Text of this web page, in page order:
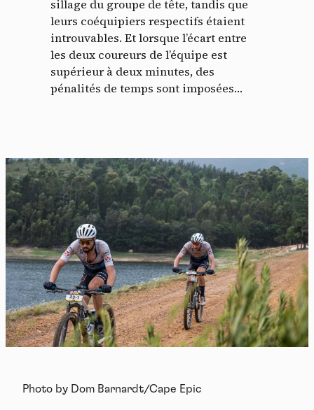
sillage du groupe de tête, tandis que
leurs coéquipiers respectifs étaient
introuvables. Et lorsque l’écart entre
les deux coureurs de l’équipe est
supérieur à deux minutes, des
pénalités de temps sont imposées…
Photo by Dom Barnardt/Cape Epic